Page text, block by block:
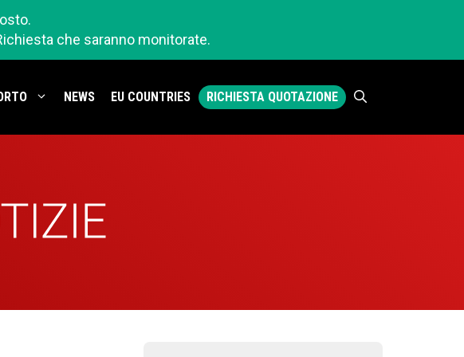
che saranno monitorate.
NEWS EU COUNTRIES RICHIESTA QUOTAZIONE